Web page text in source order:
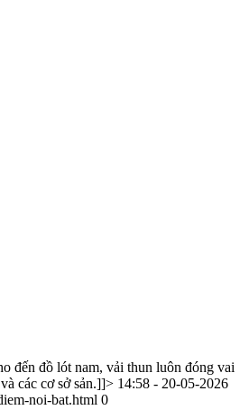
đến đồ lót nam, vải thun luôn đóng vai
các cơ sở sản.]]> 14:58 - 20-05-2026
noi-bat.html 0